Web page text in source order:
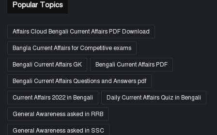
Popular Topics
Affairs Cloud Bengali Current Affairs PDF Download
Bangla Current Affairs for Competitive exams
Bengali Current Affairs GK Bengali Current Affairs PDF
Bengali Current Affairs Questions and Answers pdf
Current Affairs 2022 in Bengali Daily Current Affairs Quiz in Bengali
General Awareness asked in RRB
General Awareness asked in SSC